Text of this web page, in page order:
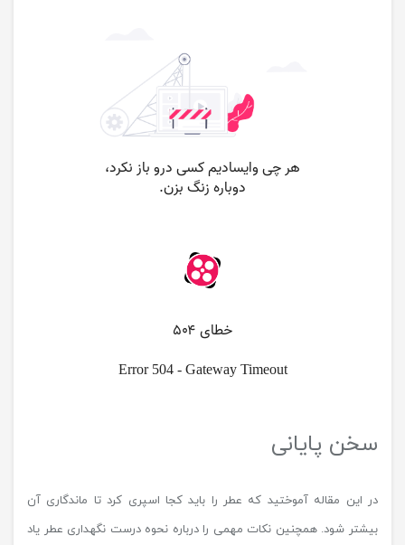
سخن پایانی
در این مقاله آموختید که عطر را باید کجا اسپری کرد تا ماندگاری آن
بیشتر شود. همچنین نکات مهمی را درباره نحوه درست نگهداری عطر یاد